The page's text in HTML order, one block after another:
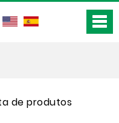
de produtos